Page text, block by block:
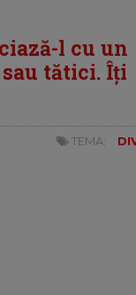
l cu un
tătici. Îți
TEMA: